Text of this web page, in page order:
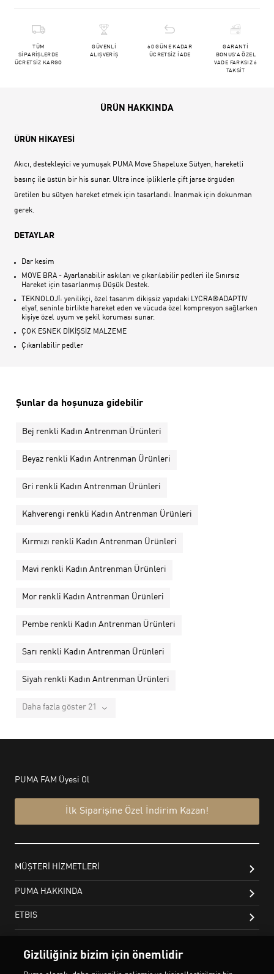
TÜM
SİPARİŞLERDE
ÜCRETSİZ KARGO
GÜVENLİ
ALIŞVERİŞ
60 GÜNE KADAR
ÜCRETSİZ İADE
GARANTİ
BONUS'A ÖZEL
VADE FARKSIZ 6
TAKSİT
ÜRÜN HAKKINDA
ÜRÜN HİKAYESİ
Akıcı, destekleyici ve yumuşak PUMA Move Shapeluxe Sütyen, hareketli
basınç ile üstün bir his sunar. Ultra ince ipliklerle çift jarse örgüden
üretilen bu sütyen hareket etmek için tasarlandı. İnanmak için dokunman
gerek.
DETAYLAR
Dar kesim
MOVE BRA - Ayarlanabilir askıları ve çıkarılabilir pedleri ile Sınırsız
Hareket için tasarlanmış Düşük Destek.
TEKNOLOJİ: yenilikçi, özel tasarım dikişsiz yapıdaki LYCRA®ADAPTIV
elyaf, seninle birlikte hareket eden ve vücuda özel kompresyon sağlarken
kişiye özel uyum ve şekil koruması sunar.
ÇOK ESNEK DİKİŞSİZ MALZEME
Çıkarılabilir pedler
Şunlar da hoşunuza gidebilir
Bej renkli Kadın Antrenman Ürünleri
Beyaz renkli Kadın Antrenman Ürünleri
Gri renkli Kadın Antrenman Ürünleri
Kahverengi renkli Kadın Antrenman Ürünleri
Kırmızı renkli Kadın Antrenman Ürünleri
Mavi renkli Kadın Antrenman Ürünleri
Mor renkli Kadın Antrenman Ürünleri
Pembe renkli Kadın Antrenman Ürünleri
Sarı renkli Kadın Antrenman Ürünleri
Siyah renkli Kadın Antrenman Ürünleri
Daha fazla göster 21
Gizliliğiniz bizim için önemlidir